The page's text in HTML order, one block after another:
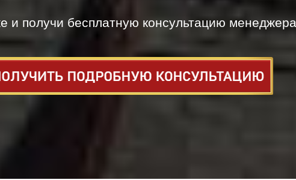
и получи бесплатную консультацию